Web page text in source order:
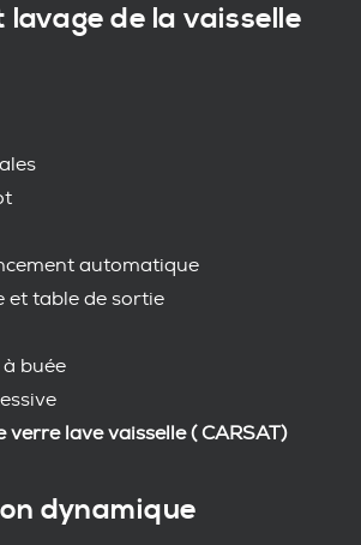
lavage de la vaisselle
automatique
et table de sortie
buée
verre lave vaisselle ( CARSAT)
dynamique